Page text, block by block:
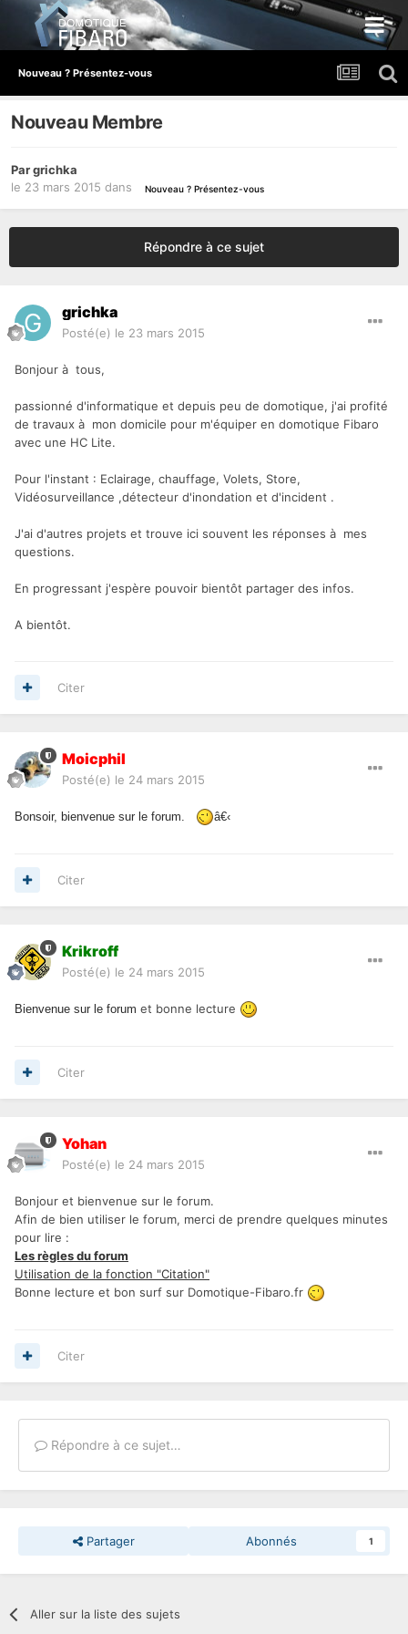
Nouveau ? Présentez-vous
Nouveau Membre
Pargrichka
le 23 mars 2015 dans Nouveau ? Présentez-vous
Répondre à ce sujet
grichka
Posté(e) le 23 mars 2015
Bonjour à tous,
passionné d'informatique et depuis peu de domotique, j'ai profité
de travaux à mon domicile pour m'équiper en domotique Fibaro
avec une HC Lite.
Pour l'instant : Eclairage, chauffage, Volets, Store,
Vidéosurveillance ,détecteur d'inondation et d'incident .
J'ai d'autres projets et trouve ici souvent les réponses à mes
questions.
En progressant j'espère pouvoir bientôt partager des infos.
A bientôt.
Citer
Moicphil
Posté(e) le 24 mars 2015
Bonsoir, bienvenue sur le forum. â€‹
Citer
Krikroff
Posté(e) le 24 mars 2015
Bienvenue sur le forum et bonne lecture
Citer
Yohan
Posté(e) le 24 mars 2015
Bonjour et bienvenue sur le forum.
Afin de bien utiliser le forum, merci de prendre quelques minutes
pour lire :
Les règles du forum
Utilisation de la fonction "Citation"
Bonne lecture et bon surf sur Domotique-Fibaro.fr
Citer
Répondre à ce sujet…
Partager Abonnés 1
Aller sur la liste des sujets